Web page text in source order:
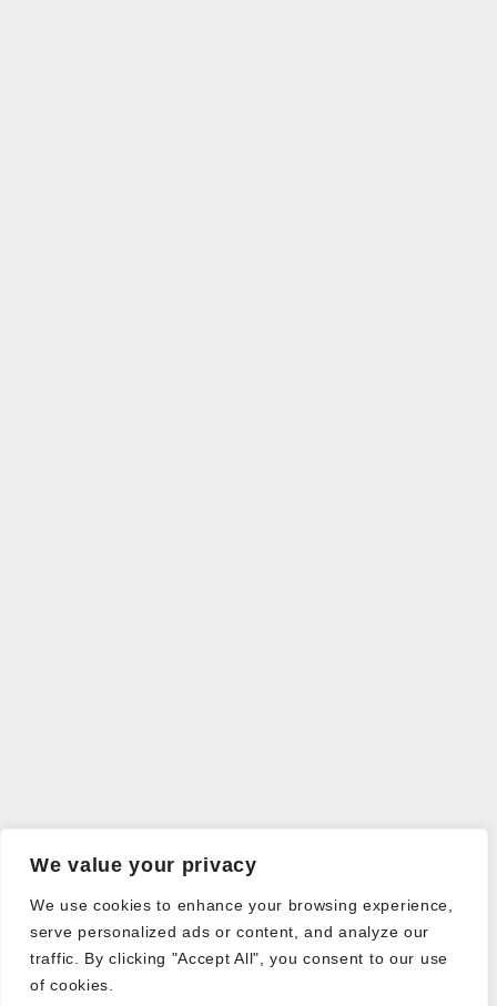
We value your privacy
We use cookies to enhance your browsing experience,
serve personalized ads or content, and analyze our
traffic. By clicking "Accept All", you consent to our use
of cookies.